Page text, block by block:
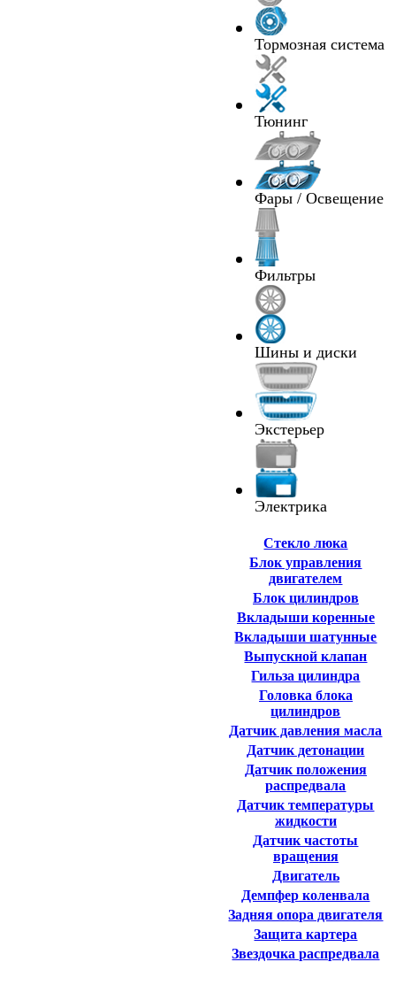
Тормозная система
Тюнинг
Фары / Освещение
Фильтры
Шины и диски
Экстерьер
Электрика
Cтекло люка
Блок управления
двигателем
Блок цилиндров
Вкладыши коренные
Вкладыши шатунные
Выпускной клапан
Гильза цилиндра
Головка блока
цилиндров
Датчик давления масла
Датчик детонации
Датчик положения
распредвала
Датчик температуры
жидкости
Датчик частоты
вращения
Двигатель
Демпфер коленвала
Задняя опора двигателя
Защита картера
Звездочка распредвала